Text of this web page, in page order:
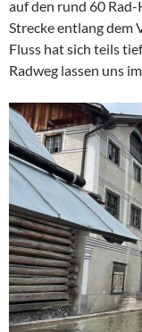
auf den rund 60
Strecke entlang dem
Fluss hat sich teils
Radweg lassen uns